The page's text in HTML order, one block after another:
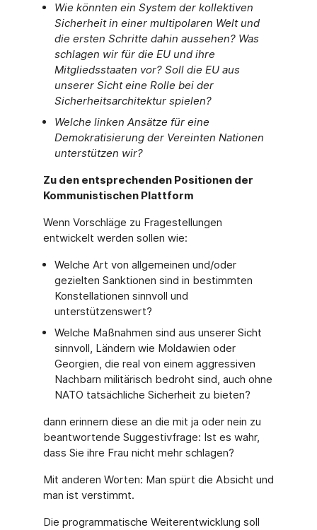
Wie könnten ein System der kollektiven
Sicherheit in einer multipolaren Welt und
die ersten Schritte dahin aussehen? Was
schlagen wir für die EU und ihre
Mitgliedsstaaten vor? Soll die EU aus
unserer Sicht eine Rolle bei der
Sicherheitsarchitektur spielen?
Welche linken Ansätze für eine
Demokratisierung der Vereinten Nationen
unterstützen wir?
Zu den entsprechenden Positionen der
Kommunistischen Plattform
Wenn Vorschläge zu Fragestellungen
entwickelt werden sollen wie:
Welche Art von allgemeinen und/oder
gezielten Sanktionen sind in bestimmten
Konstellationen sinnvoll und
unterstützenswert?
Welche Maßnahmen sind aus unserer Sicht
sinnvoll, Ländern wie Moldawien oder
Georgien, die real von einem aggressiven
Nachbarn militärisch bedroht sind, auch ohne
NATO tatsächliche Sicherheit zu bieten?
dann erinnern diese an die mit ja oder nein zu
beantwortende Suggestivfrage: Ist es wahr,
dass Sie ihre Frau nicht mehr schlagen?
Mit anderen Worten: Man spürt die Absicht und
man ist verstimmt.
Die programmatische Weiterentwicklung soll